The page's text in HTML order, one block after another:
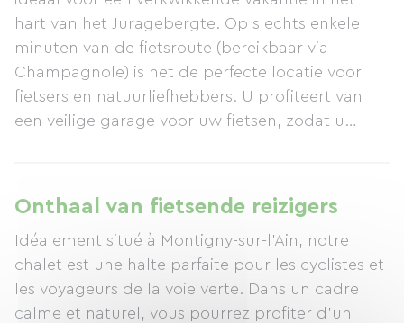
hart van het Juragebergte. Op slechts enkele
minuten van de fietsroute (bereikbaar via
Champagnole) is het de perfecte locatie voor
fietsers en natuurliefhebbers. U profiteert van
een veilige garage voor uw fietsen, zodat u
volledig uitgeruste keuken, ontworpen voor uw
comfort na een actieve dag. Twee comfortabele
slaapkamers bieden u de mogelijkheid om
optimaal te rusten, of u nu met z'n tweeën, met
uw gezin of met een groep vrienden bent.
Buiten nodigt het terras u uit om te genieten van
Onthaal van fietsende reizigers
Idéalement situé à Montigny-sur-l’Ain, notre
chalet est une halte parfaite pour les cyclistes et
les voyageurs de la voie verte. Dans un cadre
calme et naturel, vous pourrez profiter d’un